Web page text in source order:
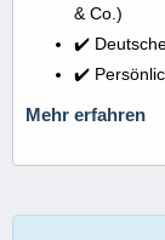
& Co.)
✔️
✔️
Mehr erfahren